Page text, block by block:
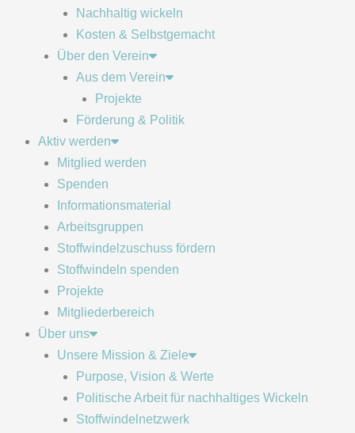
Nachhaltig wickeln
Kosten & Selbstgemacht
Über den Verein
Aus dem Verein
Projekte
Förderung & Politik
Aktiv werden
Mitglied werden
Spenden
Informationsmaterial
Arbeitsgruppen
Stoffwindelzuschuss fördern
Stoffwindeln spenden
Projekte
Mitgliederbereich
Über uns
Unsere Mission & Ziele
Purpose, Vision & Werte
Politische Arbeit für nachhaltiges Wickeln
Stoffwindelnetzwerk